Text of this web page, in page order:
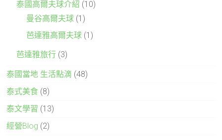
泰國高爾夫球介紹 (10)
曼谷高爾夫球 (1)
芭達雅高爾夫球 (1)
芭達雅旅行 (3)
泰國當地 生活點滴 (48)
泰式美食 (8)
泰文學習 (13)
經營Blog (2)